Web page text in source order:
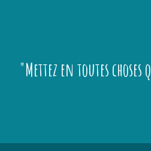
"Mettez en toutes